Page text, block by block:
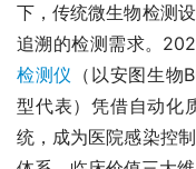
下，传统微生物检测
追溯的检测需求。
检测仪 （以安图生
型代表）凭借自动化
统，成为医院感染控